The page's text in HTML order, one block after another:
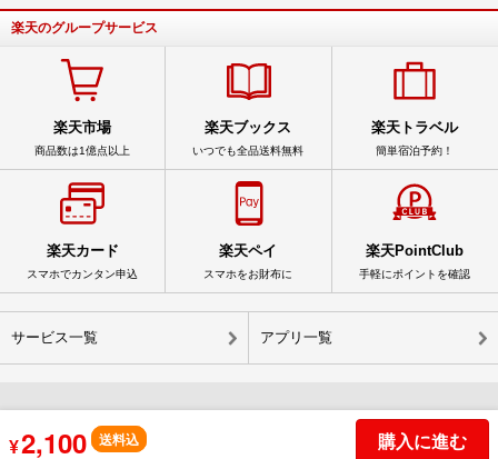
¥2,100 送料込 購入に進む
楽天のグループサービス
楽天市場
商品数は1億点以上
楽天ブックス
いつでも全品送料無料
楽天トラベル
簡単宿泊予約！
楽天カード
スマホでカンタン申込
楽天ペイ
スマホをお財布に
楽天PointClub
手軽にポイントを確認
サービス一覧 アプリ一覧